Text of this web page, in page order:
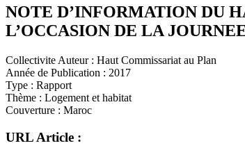
NOTE D’INFORMATION DU
L’OCCASION DE LA
Collectivite Auteur : Haut Commissariat au Plan
Année de Publication : 2017
Type : Rapport
Thème : Logement et habitat
Couverture : Maroc
URL Article :